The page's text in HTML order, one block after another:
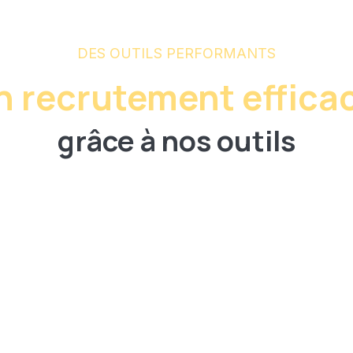
DES OUTILS PERFORMANTS
recrutement
grâce à nos outils